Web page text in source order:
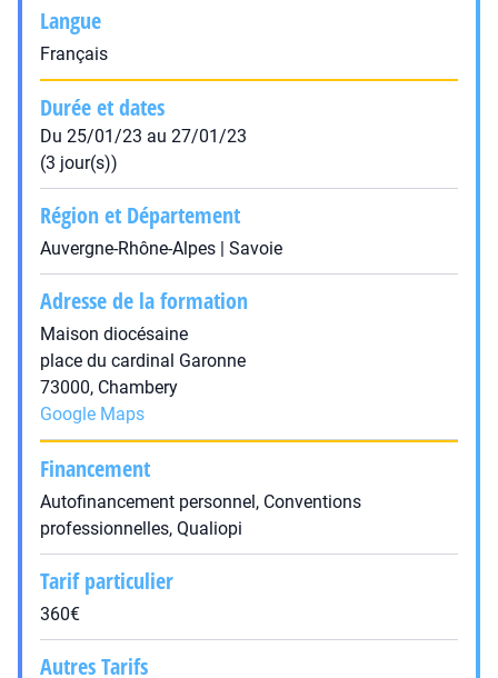
Langue
Français
Durée et dates
Du 25/01/23 au 27/01/23
(3 jour(s))
Région et Département
Auvergne-Rhône-Alpes | Savoie
Adresse de la formation
Maison diocésaine
place du cardinal Garonne
73000, Chambery
Google Maps
Financement
Autofinancement personnel, Conventions
professionnelles, Qualiopi
Tarif particulier
360€
Autres Tarifs